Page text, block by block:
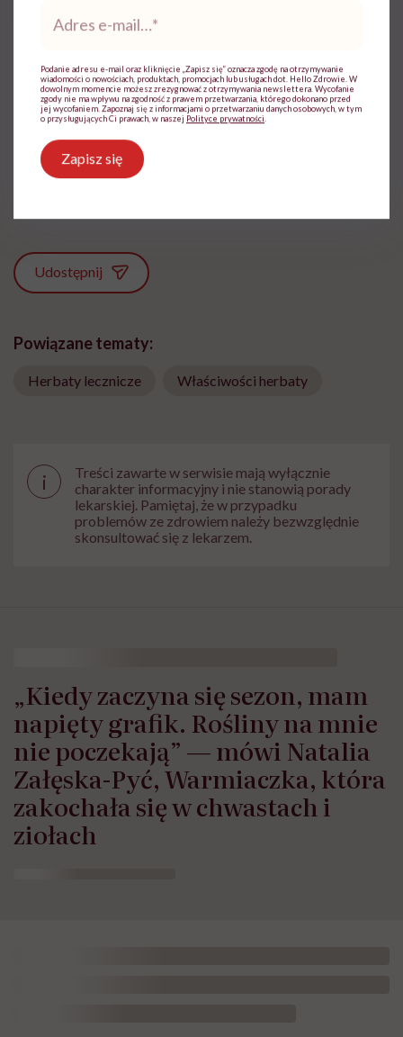
Patrycja Fijałkowska
Zobacz profil
Udostępnij
Powiązane tematy:
Herbaty lecznicze Właściwości herbaty
i
Treści zawarte w serwisie mają wyłącznie
charakter informacyjny i nie stanowią porady
lekarskiej. Pamiętaj, że w przypadku
problemów ze zdrowiem należy bezwzględnie
skonsultować się z lekarzem.
„Kiedy zaczyna się sezon, mam
napięty grafik. Rośliny na mnie
nie poczekają” — mówi Natalia
Załęska-Pyć, Warmiaczka, która
zakochała się w chwastach i
ziołach
mail*
Podanie adresu e-mail oraz kliknięcie „Zapisz się” oznacza zgodę na otrzymywanie
wiadomości o nowościach, produktach, promocjach lub usługach dot. Hello Zdrowie. W
dowolnym momencie możesz zrezygnować z otrzymywania newslettera. Wycofanie
zgody nie ma wpływu na zgodność z prawem przetwarzania, którego dokonano przed
jej wycofaniem. Zapoznaj się z informacjami o przetwarzaniu danych osobowych, w tym
o przysługujących Ci prawach, w naszej Polityce prywatności
Zapisz się